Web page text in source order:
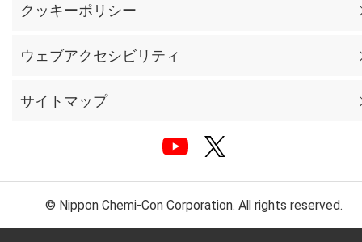
クッキーポリシー
ウェブアクセシビリティ
サイトマップ
© Nippon Chemi-Con Corporation. All rights reserved.